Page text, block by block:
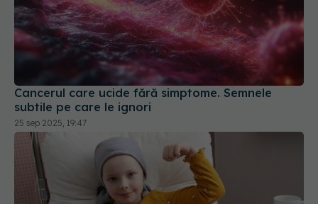
Cancerul care ucide fără simptome. Semnele
subtile pe care le ignori
25 sep 2025, 19:47